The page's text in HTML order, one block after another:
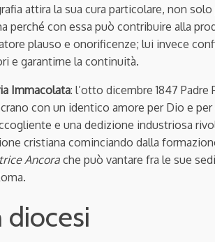
attira la sua cura particolare, non
perché con essa può contribuire alla
plauso e onorificenze; lui invece
e garantirne la continuità.
Immacolata: l’otto dicembre 1847
con un identico amore per Dio e
e una dedizione industriosa
cristiana cominciando dalla
Ancorache può vantare fra le sue
diocesi